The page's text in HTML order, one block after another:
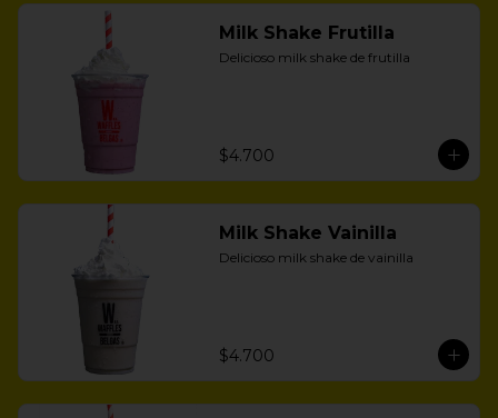
Milk Shake Frutilla
Delicioso milk shake de frutilla
$4.700
Milk Shake Vainilla
Delicioso milk shake de vainilla
$4.700